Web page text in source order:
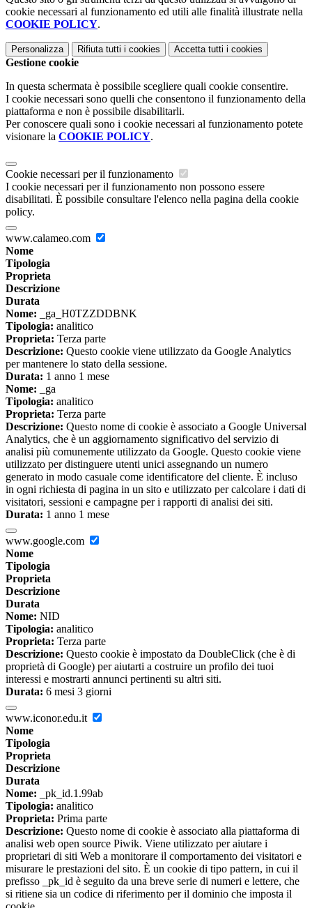
cookie necessari al funzionamento ed utili alle finalità illustrate nella
COOKIE POLICY.
Personalizza Rifiuta tutti i cookies Accetta tutti i cookies
Gestione cookie
In questa schermata è possibile scegliere quali cookie consentire.
I cookie necessari sono quelli che consentono il funzionamento della
piattaforma e non è possibile disabilitarli.
Per conoscere quali sono i cookie necessari al funzionamento potete
visionare la COOKIE POLICY.
Cookie necessari per il funzionamento
I cookie necessari per il funzionamento non possono essere
disabilitati. È possibile consultare l'elenco nella pagina della cookie
policy.
www.calameo.com
Nome
Tipologia
Proprieta
Descrizione
Durata
Nome: _ga_H0TZZDDBNK
Tipologia: analitico
Proprieta: Terza parte
Descrizione: Questo cookie viene utilizzato da Google Analytics
per mantenere lo stato della sessione.
Durata: 1 anno 1 mese
Nome: _ga
Tipologia: analitico
Proprieta: Terza parte
Descrizione: Questo nome di cookie è associato a Google Universal
Analytics, che è un aggiornamento significativo del servizio di
analisi più comunemente utilizzato da Google. Questo cookie viene
utilizzato per distinguere utenti unici assegnando un numero
generato in modo casuale come identificatore del cliente. È incluso
in ogni richiesta di pagina in un sito e utilizzato per calcolare i dati di
visitatori, sessioni e campagne per i rapporti di analisi dei siti.
Durata: 1 anno 1 mese
www.google.com
Nome
Tipologia
Proprieta
Descrizione
Durata
Nome: NID
Tipologia: analitico
Proprieta: Terza parte
Descrizione: Questo cookie è impostato da DoubleClick (che è di
proprietà di Google) per aiutarti a costruire un profilo dei tuoi
interessi e mostrarti annunci pertinenti su altri siti.
Durata: 6 mesi 3 giorni
www.iconor.edu.it
Nome
Tipologia
Proprieta
Descrizione
Durata
Nome: _pk_id.1.99ab
Tipologia: analitico
Proprieta: Prima parte
Descrizione: Questo nome di cookie è associato alla piattaforma di
analisi web open source Piwik. Viene utilizzato per aiutare i
proprietari di siti Web a monitorare il comportamento dei visitatori e
misurare le prestazioni del sito. È un cookie di tipo pattern, in cui il
prefisso _pk_id è seguito da una breve serie di numeri e lettere, che
si ritiene sia un codice di riferimento per il dominio che imposta il